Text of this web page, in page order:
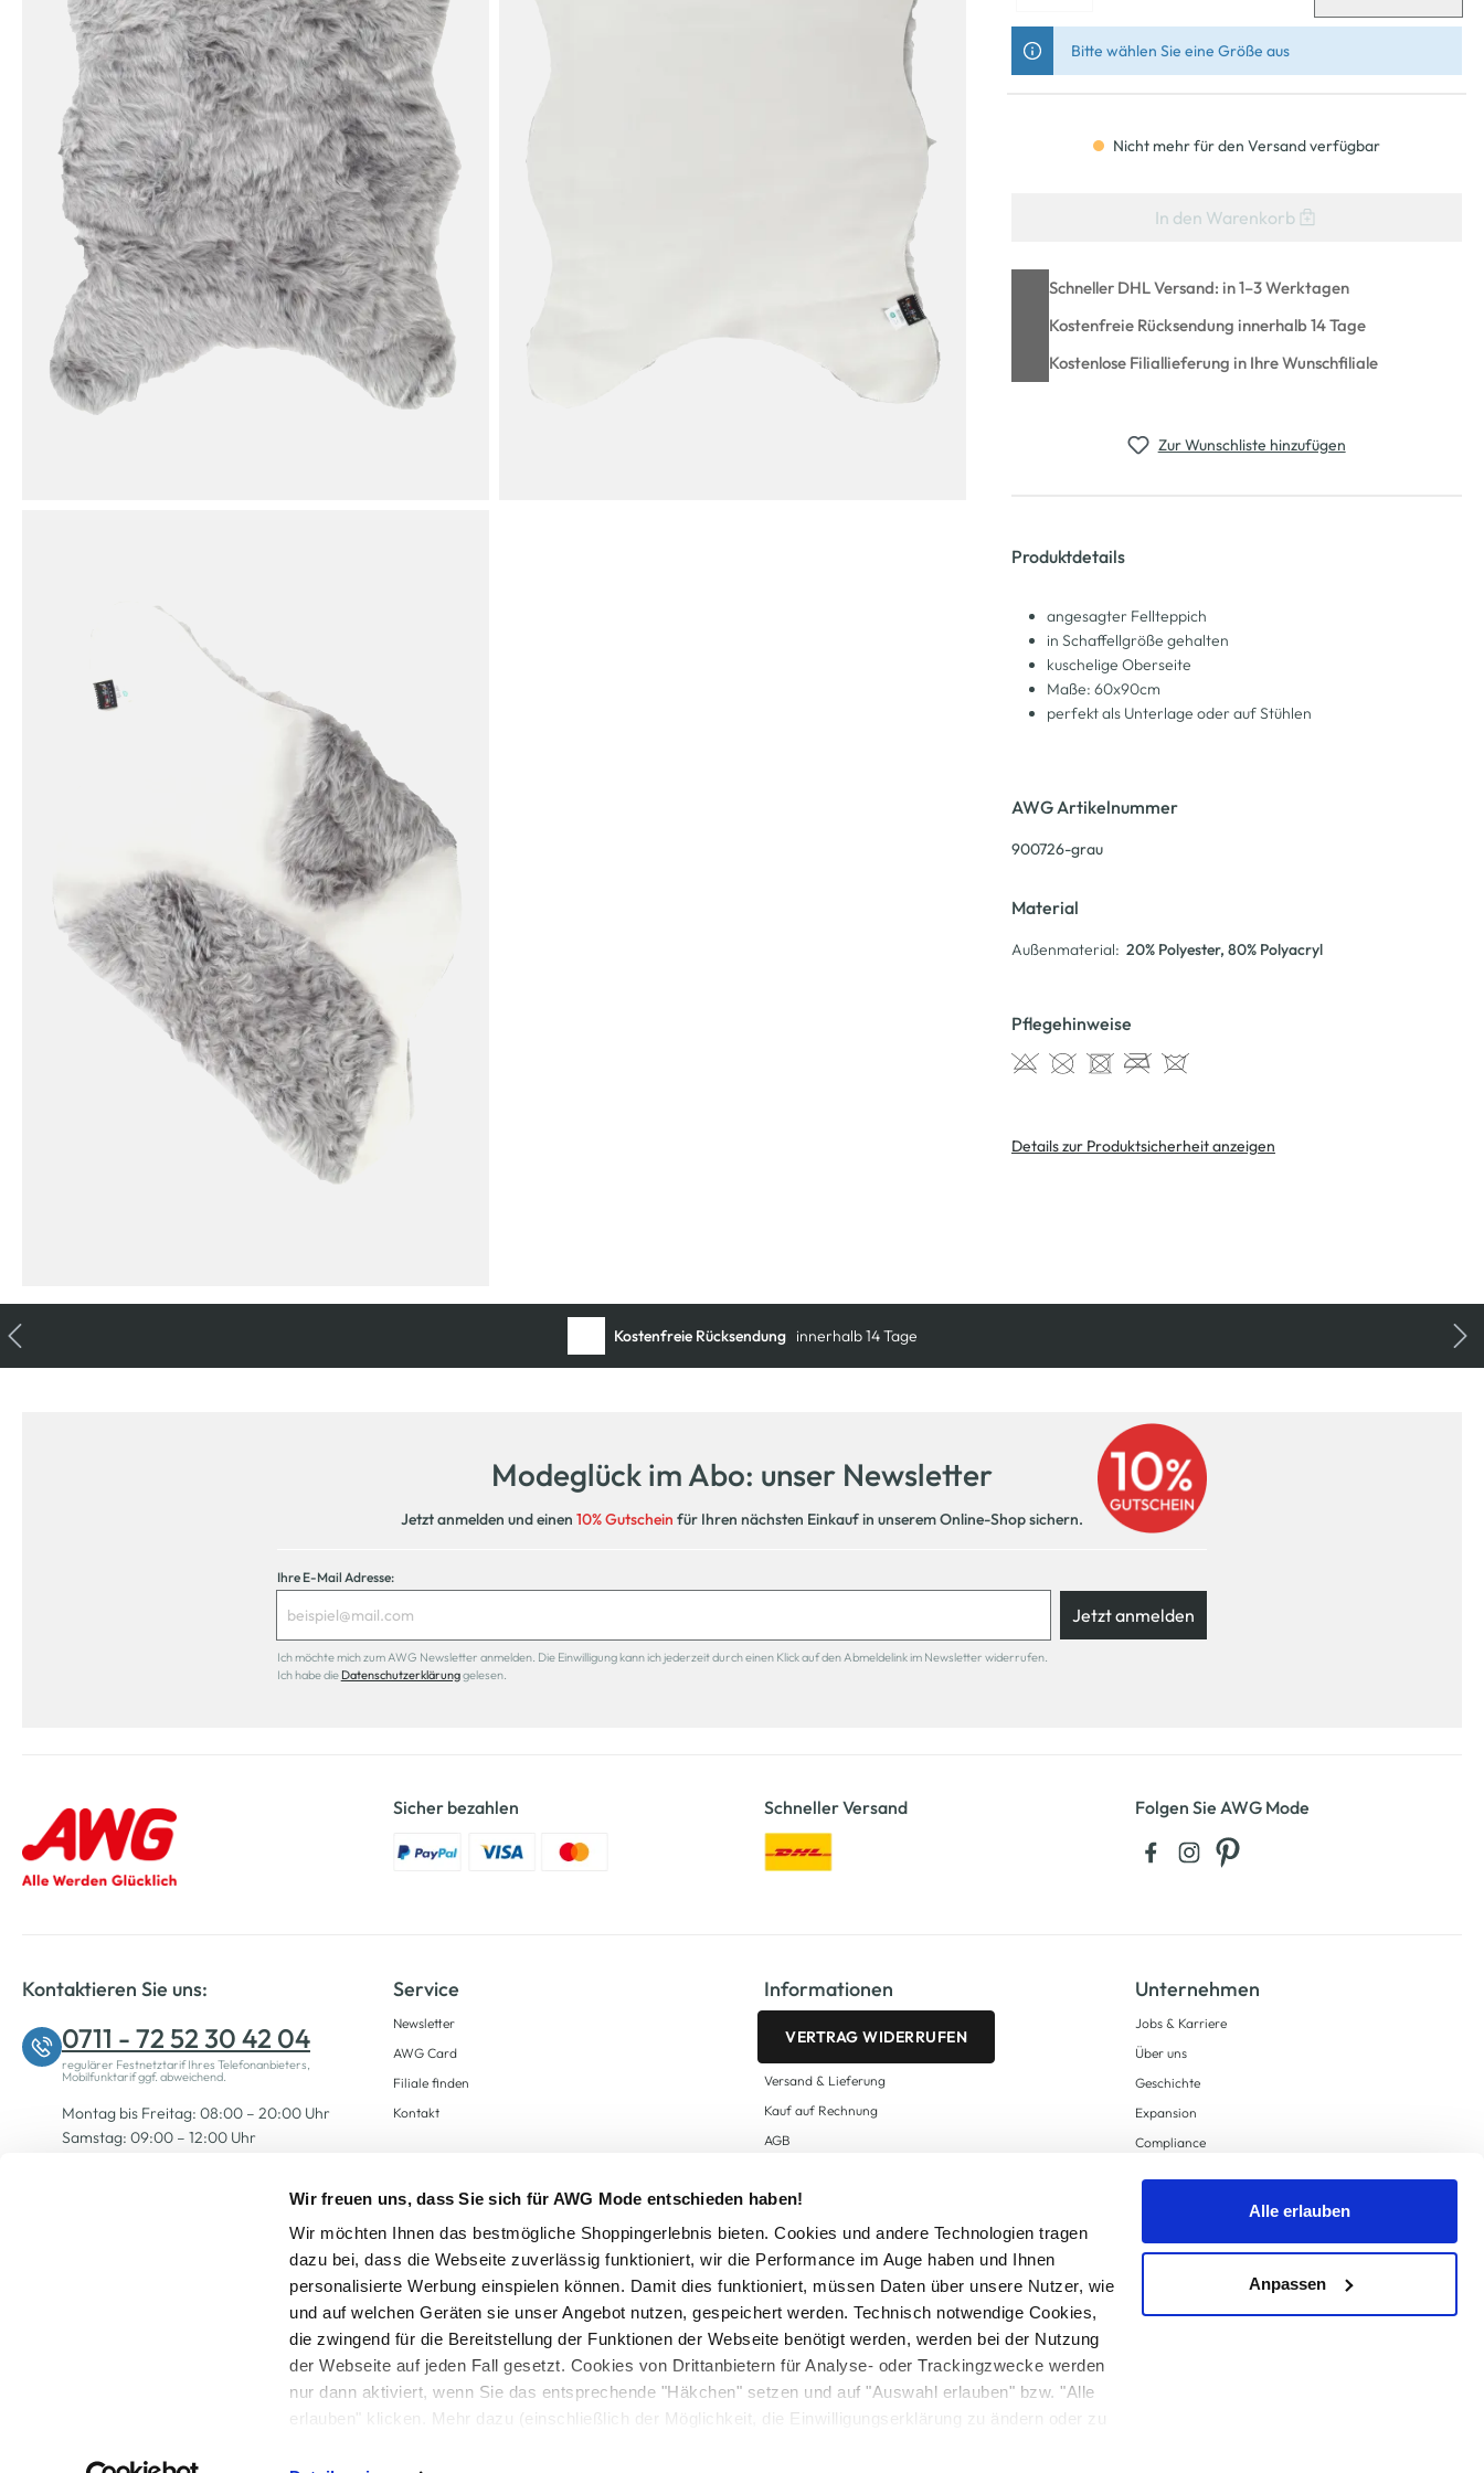
Wir freuen uns, dass Sie sich für AWG Mode entschieden haben!
Wir möchten Ihnen das bestmögliche Shoppingerlebnis bieten. Cookies und andere Technologien tragen
dazu bei, dass die Webseite zuverlässig funktioniert, wir die Performance im Auge haben und Ihnen
personalisierte Werbung einspielen können. Damit dies funktioniert, müssen Daten über unsere Nutzer, wie
und auf welchen Geräten sie unser Angebot nutzen, gespeichert werden. Technisch notwendige Cookies,
die zwingend für die Bereitstellung der Funktionen der Webseite benötigt werden, werden bei der Nutzung
der Webseite auf jeden Fall gesetzt. Cookies von Drittanbietern für Analyse- oder Trackingzwecke werden
nur dann aktiviert, wenn Sie das entsprechende "Häkchen" setzen und auf "Auswahl erlauben" bzw. "Alle
erlauben" klicken. Mehr dazu (einschließlich der Möglichkeit, die Einwilligungserklärung zu ändern oder zu
Alle erlauben
Anpassen
Bitte wählen Sie eine Größe aus
Nicht mehr für den Versand verfügbar
In den Warenkorb
Schneller DHL Versand: in 1–3 Werktagen
Kostenfreie Rücksendung innerhalb 14 Tage
Kostenlose Filiallieferung in Ihre Wunschfiliale
Zur Wunschliste hinzufügen
Produktdetails
angesagter Fellteppich
in Schaffellgröße gehalten
kuschelige Oberseite
Maße: 60x90cm
perfekt als Unterlage oder auf Stühlen
AWG Artikelnummer
900726-grau
Material
Außenmaterial: 20% Polyester, 80% Polyacryl
Pflegehinweise
Details zur Produktsicherheit anzeigen
Kostenfreie Rücksendung innerhalb 14 Tage
Modeglück im Abo: unser Newsletter
Jetzt anmelden und einen 10% Gutschein für Ihren nächsten Einkauf in unserem Online-Shop sichern.
Ihre E-Mail Adresse:
Jetzt anmelden
Ich möchte mich zum AWG Newsletter anmelden. Die Einwilligung kann ich jederzeit durch einen Klick auf den Abmeldelink im Newsletter widerrufen.
Ich habe die Datenschutzerklärunggelesen.
Sicher bezahlen Schneller Versand Folgen Sie AWG Mode
Kontaktieren Sie uns:
0711 - 72 52 30 42 04
regulärer Festnetztarif Ihres Telefonanbieters,
Mobilfunktarif ggf. abweichend.
Montag bis Freitag: 08:00 – 20:00 Uhr
Samstag: 09:00 – 12:00 Uhr
Service
Newsletter
AWG Card
Filiale finden
Kontakt
Informationen
VERTRAG WIDERRUFEN
Versand & Lieferung
Kauf auf Rechnung
AGB
Zahlungsarten
Datenschutz
AWG CARD Teilnahmebedingungen
Unternehmen
Jobs & Karriere
Über uns
Geschichte
Expansion
Compliance
Supply Chain Due Diligence
Alle Preise inkl. gesetzl. Mehrwertsteuer zzgl.